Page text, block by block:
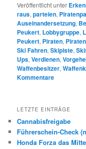
Veröffentlicht unter
raus,parteien,
Auseinandersetzung,
Peukert, Lobbygruppe,
Peukert, Piraten,
Ski Fahren,Skipiste,
Ups,Verdienen,
Waffenbesitzer,
Kommentare
LETZTE EINTRÄGE
Cannabisfreigabe
Führerschein-Check
Honda Forza das